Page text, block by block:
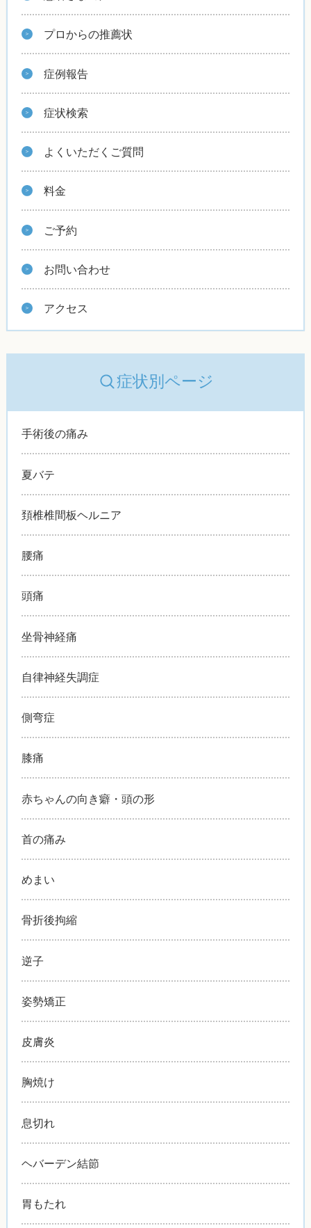
プロからの推薦状
症例報告
症状検索
よくいただくご質問
料金
ご予約
お問い合わせ
アクセス
症状別ページ
手術後の痛み
夏バテ
頚椎椎間板ヘルニア
腰痛
頭痛
坐骨神経痛
自律神経失調症
側弯症
膝痛
赤ちゃんの向き癖・頭の形
首の痛み
めまい
骨折後拘縮
逆子
姿勢矯正
皮膚炎
胸焼け
息切れ
ヘバーデン結節
胃もたれ